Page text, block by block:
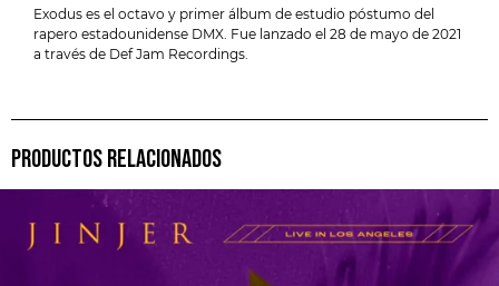
Exodus es el octavo y primer álbum de estudio póstumo del
rapero estadounidense DMX. Fue lanzado el 28 de mayo de 2021
a través de Def Jam Recordings.
PRODUCTOS RELACIONADOS